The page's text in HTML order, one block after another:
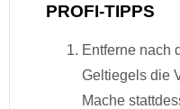
PROFI-TIPPS
Entferne nach
Geltiegels die
Mache